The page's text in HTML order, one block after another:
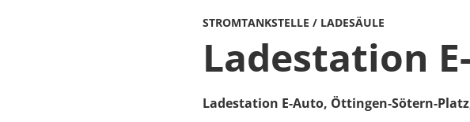
STROMTANKSTELLE / LADESÄULE
Ladestation
Ladestation E-Auto, Öttingen-Sötern-Platz